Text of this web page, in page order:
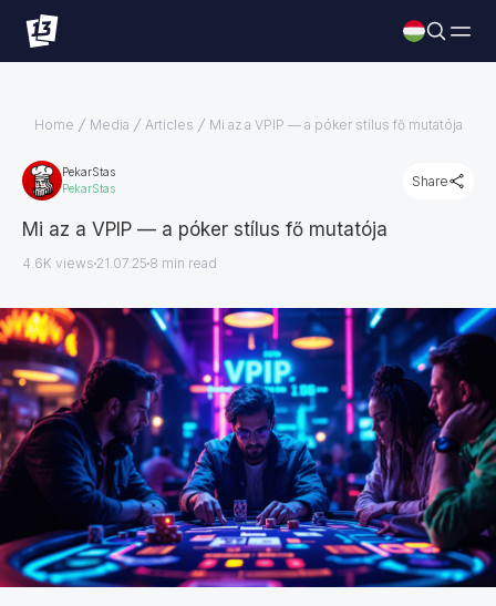
Home Media Articles Mi az a VPIP — a póker stílus fő mutatója
PekarStas
PekarStas
Share
Mi az a VPIP — a póker stílus fő mutatója
4.6K views 21.07.25 8 min read